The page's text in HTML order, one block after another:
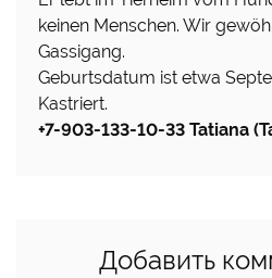
keinen Menschen. Wir
Gassigang.
Geburtsdatum ist etwa
Kastriert.
+7-903-133-10-33 Tatiana
Добавить